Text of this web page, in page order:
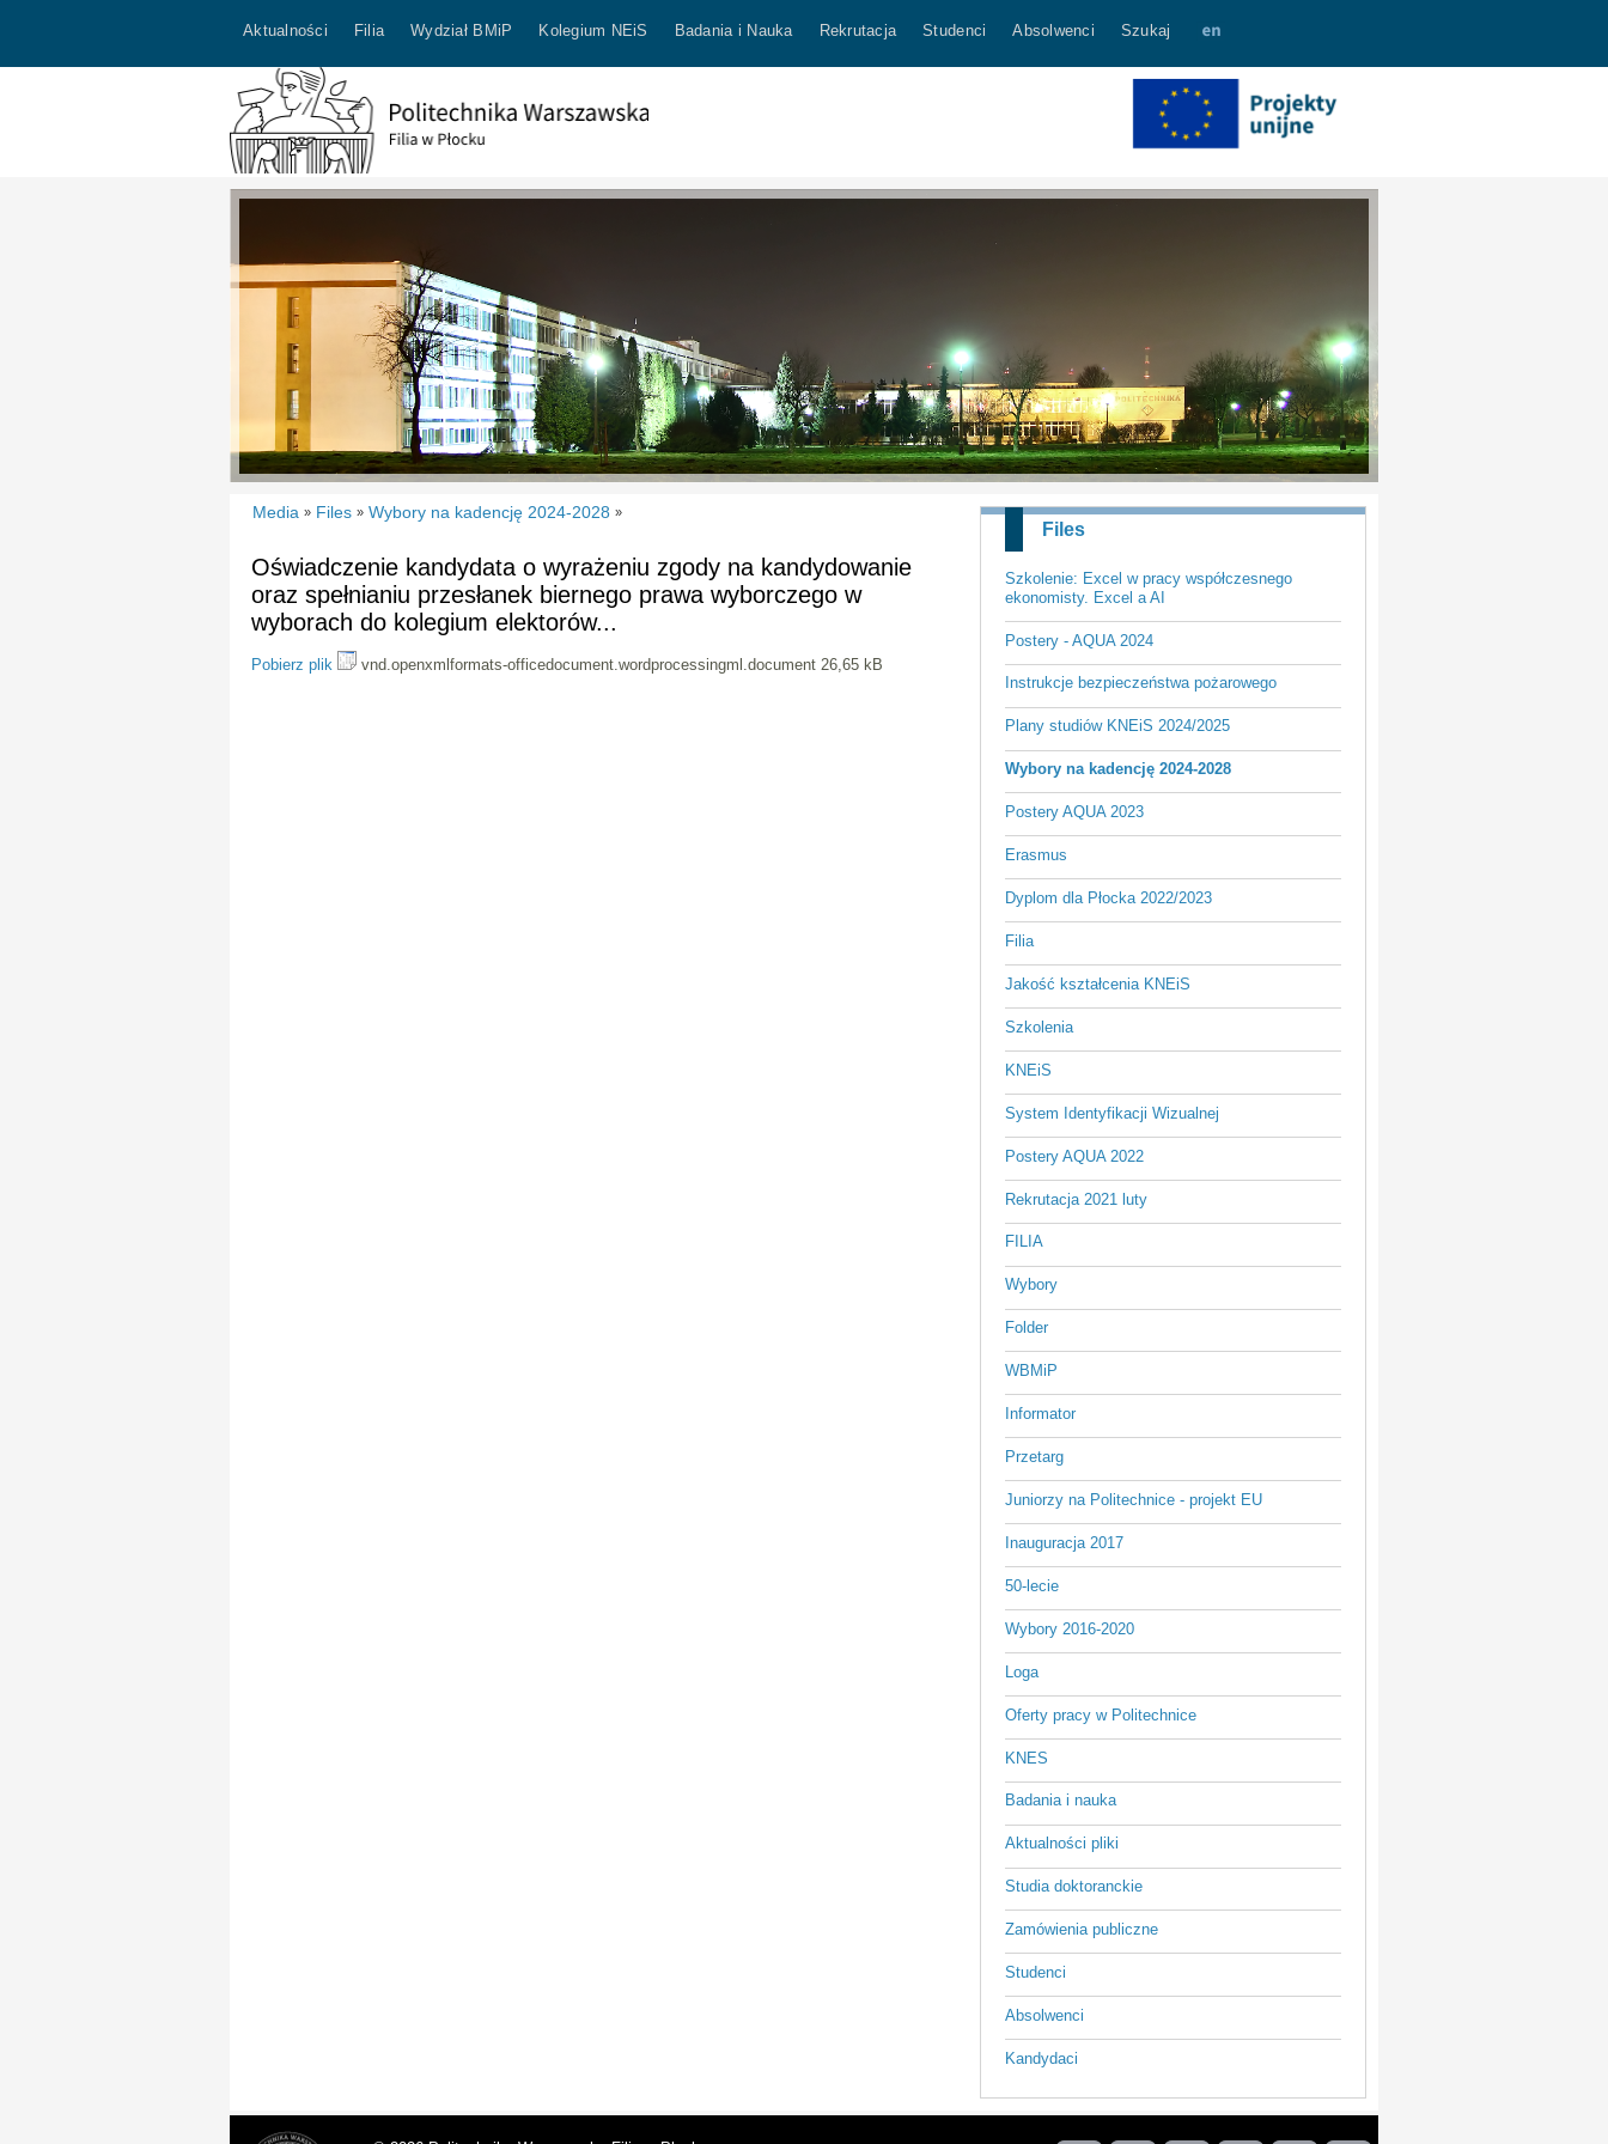
Aktualności Filia Wydział BMiP Kolegium NEiS Badania i Nauka Rekrutacja Studenci Absolwenci Szukaj
Files
Szkolenie: Excel w pracy współczesnego
ekonomisty. Excel a AI
Postery - AQUA 2024
Instrukcje bezpieczeństwa pożarowego
Plany studiów KNEiS 2024/2025
Wybory na kadencję 2024-2028
Postery AQUA 2023
Erasmus
Dyplom dla Płocka 2022/2023
Filia
Jakość kształcenia KNEiS
Szkolenia
KNEiS
System Identyfikacji Wizualnej
Postery AQUA 2022
Rekrutacja 2021 luty
FILIA
Wybory
Folder
WBMiP
Informator
Przetarg
Juniorzy na Politechnice - projekt EU
Inauguracja 2017
50-lecie
Wybory 2016-2020
Loga
Oferty pracy w Politechnice
KNES
Badania i nauka
Aktualności pliki
Studia doktoranckie
Zamówienia publiczne
Studenci
Absolwenci
Kandydaci
Media » Files » Wybory na kadencję 2024-2028 »
Oświadczenie kandydata o wyrażeniu zgody na kandydowanie
oraz spełnianiu przesłanek biernego prawa wyborczego w
wyborach do kolegium elektorów...
Pobierz plik vnd.openxmlformats-officedocument.wordprocessingml.document 26,65 kB